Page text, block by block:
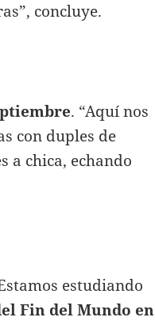
concluye.
. “Aquí nos
con duples de
a chica, echando
estudiando
Fin del Mundo en